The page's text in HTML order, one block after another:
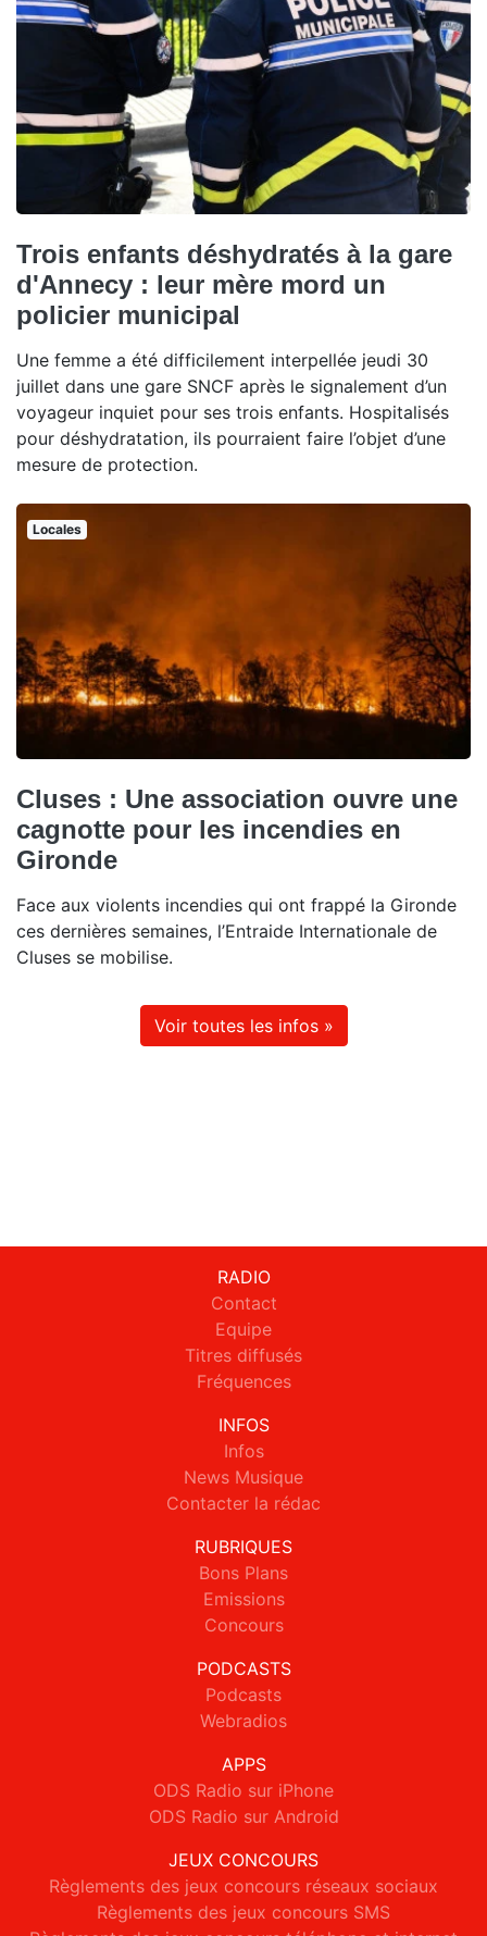
Trois enfants déshydratés à la gare
d'Annecy : leur mère mord un
policier municipal
Une femme a été difficilement interpellée jeudi 30
juillet dans une gare SNCF après le signalement d’un
voyageur inquiet pour ses trois enfants. Hospitalisés
pour déshydratation, ils pourraient faire l’objet d’une
mesure de protection.
Locales
Cluses : Une association ouvre une
cagnotte pour les incendies en
Gironde
Face aux violents incendies qui ont frappé la Gironde
ces dernières semaines, l’Entraide Internationale de
Cluses se mobilise.
Voir toutes les infos »
RADIO
Contact
Equipe
Titres diffusés
Fréquences
INFOS
Infos
News Musique
Contacter la rédac
RUBRIQUES
Bons Plans
Emissions
Concours
PODCASTS
Podcasts
Webradios
APPS
ODS Radio sur iPhone
ODS Radio sur Android
JEUX CONCOURS
Règlements des jeux concours réseaux sociaux
Règlements des jeux concours SMS